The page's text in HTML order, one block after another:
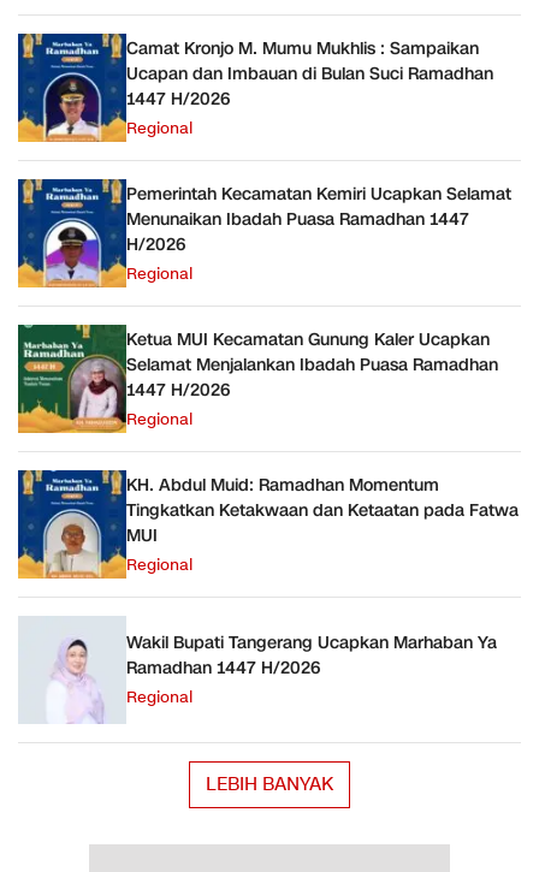
Camat Kronjo M. Mumu Mukhlis : Sampaikan
Ucapan dan Imbauan di Bulan Suci Ramadhan
1447 H/2026
Regional
Pemerintah Kecamatan Kemiri Ucapkan Selamat
Menunaikan Ibadah Puasa Ramadhan 1447
H/2026
Regional
Ketua MUI Kecamatan Gunung Kaler Ucapkan
Selamat Menjalankan Ibadah Puasa Ramadhan
1447 H/2026
Regional
KH. Abdul Muid: Ramadhan Momentum
Tingkatkan Ketakwaan dan Ketaatan pada Fatwa
MUI
Regional
Wakil Bupati Tangerang Ucapkan Marhaban Ya
Ramadhan 1447 H/2026
Regional
LEBIH BANYAK